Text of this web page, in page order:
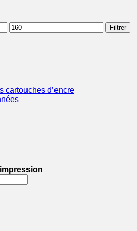
Prix
max
Filtrer
cartouches d’encre